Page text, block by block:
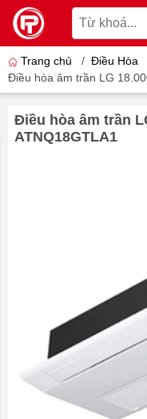
Trang chủ / Điều Hòa
Điều hòa âm trần LG
Điều hòa âm trần
ATNQ18GTLA1